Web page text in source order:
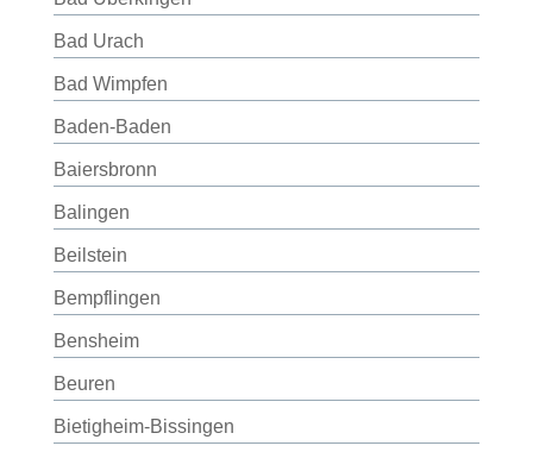
Bad Urach
Bad Wimpfen
Baden-Baden
Baiersbronn
Balingen
Beilstein
Bempflingen
Bensheim
Beuren
Bietigheim-Bissingen